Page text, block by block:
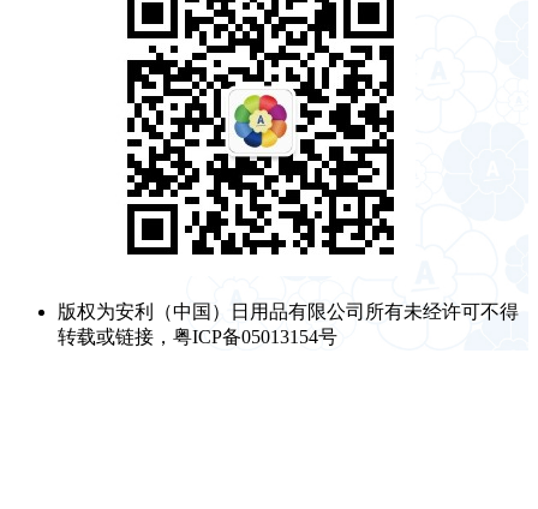
版权为安利（中国）日用品有限公司所有未经许可不得
转载或链接，粤ICP备05013154号